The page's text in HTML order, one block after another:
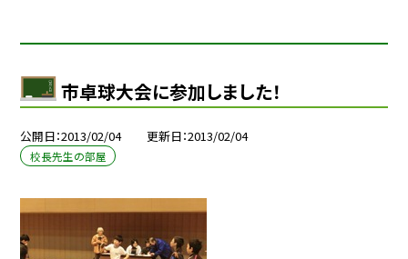
市卓球大会に参加しました！
公開日 2013/02/04 更新日 2013/02/04
校長先生の部屋